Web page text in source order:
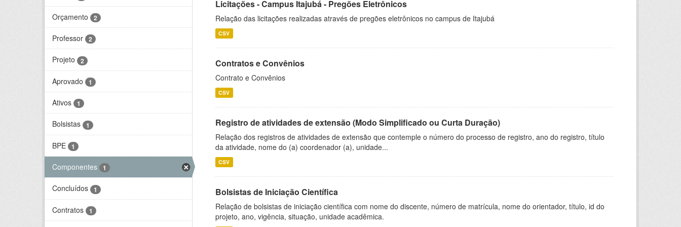
Orçamento 2
Professor 2
Projeto 2
Aprovado 1
Ativos 1
Bolsistas 1
BPE 1
Componentes 1
Concluídos 1
Contratos 1
Licitações - Campus Itajubá - Pregões Eletrônicos
Relação das licitações realizadas através de pregões eletrônicos no campus de Itajubá
CSV
Contratos e Convênios
Contrato e Convênios
CSV
Registro de atividades de extensão (Modo Simplificado ou Curta Duração)
Relação dos registros de atividades de extensão que contemple o número do processo de registro, ano do registro, título
da atividade, nome do (a) coordenador (a), unidade...
CSV
Bolsistas de Iniciação Científica
Relação de bolsistas de iniciação científica com nome do discente, número de matrícula, nome do orientador, título, id do
projeto, ano, vigência, situação, unidade acadêmica.